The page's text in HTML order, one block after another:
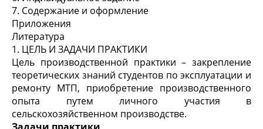
7. Содержание и оформление
Приложения
Литература
1. ЦЕЛЬ И ЗАДАЧИ ПРАКТИКИ
Цель производственной практики – закрепление
теоретических знаний студентов по эксплуатации и
ремонту МТП, приобретение производственного
опыта путем личного участия в
сельскохозяйственном производстве.